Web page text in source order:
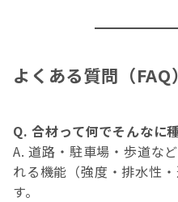
よくある質問（FAQ）
Q. 合材って何でそんなに
A. 道路・駐車場・歩道な
れる機能（強度・排水性
す。